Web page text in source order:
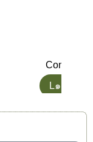
Compra y
L๑ Quiero